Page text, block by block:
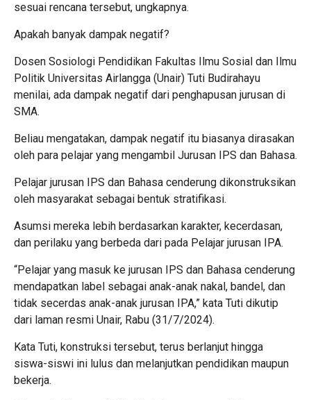
sesuai rencana tersebut, ungkapnya.
Apakah banyak dampak negatif?
Dosen Sosiologi Pendidikan Fakultas Ilmu Sosial dan Ilmu
Politik Universitas Airlangga (Unair) Tuti Budirahayu
menilai, ada dampak negatif dari penghapusan jurusan di
SMA.
Beliau mengatakan, dampak negatif itu biasanya dirasakan
oleh para pelajar yang mengambil Jurusan IPS dan Bahasa.
Pelajar jurusan IPS dan Bahasa cenderung dikonstruksikan
oleh masyarakat sebagai bentuk stratifikasi.
Asumsi mereka lebih berdasarkan karakter, kecerdasan,
dan perilaku yang berbeda dari pada Pelajar jurusan IPA.
“Pelajar yang masuk ke jurusan IPS dan Bahasa cenderung
mendapatkan label sebagai anak-anak nakal, bandel, dan
tidak secerdas anak-anak jurusan IPA,” kata Tuti dikutip
dari laman resmi Unair, Rabu (31/7/2024).
Kata Tuti, konstruksi tersebut, terus berlanjut hingga
siswa-siswi ini lulus dan melanjutkan pendidikan maupun
bekerja.